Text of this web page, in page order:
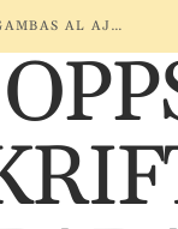
REKER MED HVITLØK OG SITRON – ENKEL OPPSKRIFT (GAMBAS AL AJILLO)